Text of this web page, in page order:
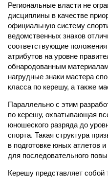
Региональные власти не
дисциплины в качестве
официальную систему
ведомственных знаков
соответствующие
атрибутов на уровне
обнародованным
нагрудные знаки мастера
класса по керешу, а также
Параллельно с этим
по керешу, охватывающая
юношеского разряда до
спорта. Такая структура
в подготовке юных атлетов
для последовательного
Керешу представляет собой